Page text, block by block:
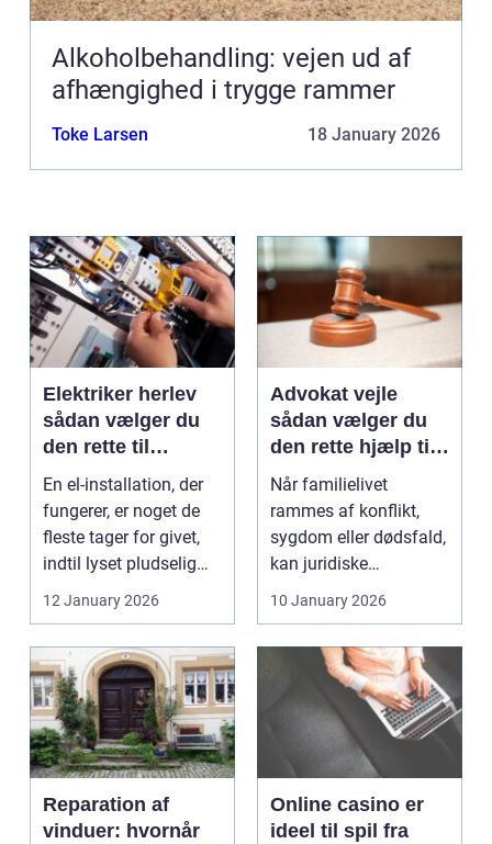
Alkoholbehandling: vejen ud af
afhængighed i trygge rammer
Toke Larsen 18 January 2026
Elektriker herlev
sådan vælger du
den rette til
opgaven
En el-installation, der
fungerer, er noget de
fleste tager for givet,
indtil lyset pludselig
går, el...
12 January 2026
Advokat vejle
sådan vælger du
den rette hjælp til
familien
Når familielivet
rammes af konflikt,
sygdom eller dødsfald,
kan juridiske
spørgsmål hurtigt
vokse si...
10 January 2026
Reparation af
vinduer: hvornår
Online casino er
ideel til spil fra